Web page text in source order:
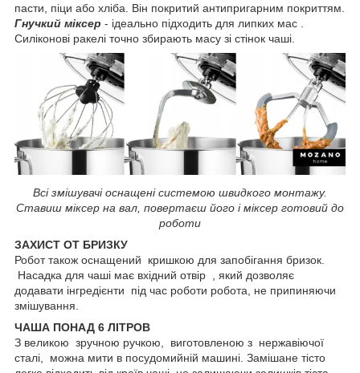
пасти, піци або хліба. Він покритий антипригарним покриттям.
Гнучкий міксер - ідеально підходить для липких мас .
Силіконові ракелі точно збирають масу зі стінок чаші.
Всі змішувачі оснащені системою швидкого монтажу.
Ставиш міксер на вал, повертаєш його і міксер готовий до
роботи
ЗАХИСТ ОТ БРИЗКУ
Робот також оснащений кришкою для запобігання бризок.
Насадка для чаші має вхідний отвір , який дозволяє
додавати інгредієнти під час роботи робота, не припиняючи
змішування.
ЧАША ПОНАД 6 ЛІТРОВ
З великою зручною ручкою, виготовленою з нержавіючої
сталі, можна мити в посудомийній машині. Замішане тісто